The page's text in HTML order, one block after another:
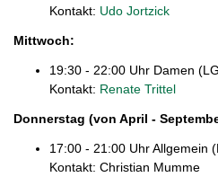
Kontakt: Udo Jortzick
Mittwoch:
19:30 - 22:00 Uhr Damen
Kontakt: Renate Trittel
Donnerstag (von April -
17:00 - 21:00 Uhr Allgemein
Kontakt: Christian Mumme